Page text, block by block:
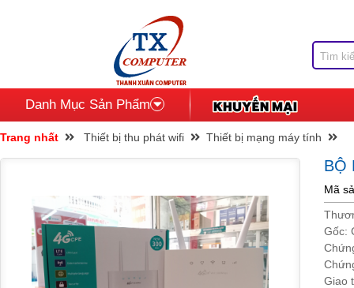
Danh Mục Sản Phẩm
Trang nhất Thiết bị thu phát wifi Thiết bị mạng máy tính
BỘ
Mã
Gốc:
Giao